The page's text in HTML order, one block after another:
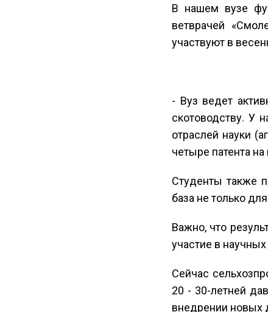
В нашем вузе
ветврачей
участвуют в
- Вуз ведет
скотоводству. У
отраслей науки
четыре патента
Студенты также
база не только
Важно, что
участие в
Сейчас
20 - 30-летней
внедрении новых